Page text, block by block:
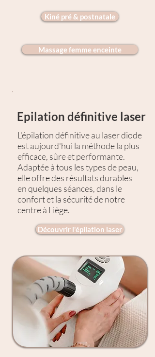
Kiné pré & postnatale
Massage femme enceinte
Epilation définitive laser
L'épilation définitive au laser diode
est aujourd'hui la méthode la plus
efficace, sûre et performante.
Adaptée à tous les types de peau,
elle offre des résultats durables
en quelques séances, dans le
confort et la sécurité de notre
centre à Liège.
Découvrir l'épilation laser